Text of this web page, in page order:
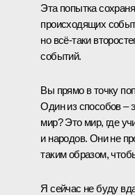
Эта попытка
происходящих
но всё-таки
событий.
Вы прямо в точку
Один из способов –
мир? Это мир, где
и народов. Они не
таким образом,
Я сейчас не буду